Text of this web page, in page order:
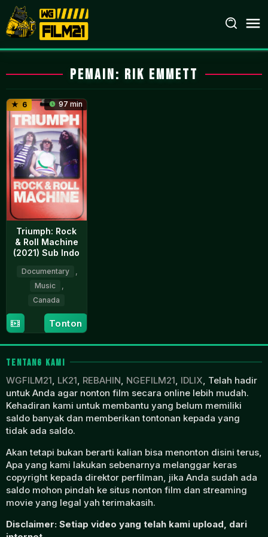
Loncat
ke
konten
Pemain: Rik Emmett
6 97 min
Triumph: Rock
& Roll Machine
(2021) Sub Indo
Documentary
Music
Canada
10
Sep
2021
Sam
Dunn
Tonton
TENTANG KAMI
WGFILM21, LK21, REBAHIN, NGEFILM21, IDLIX, Telah hadir
untuk Anda agar nonton film secara online lebih mudah.
Kehadiran kami untuk membantu yang belum memiliki
saldo banyak dan memberikan tontonan kepada yang
tidak ada saldo.
Akan tetapi bukan berarti kalian bisa menonton disini terus,
Apa yang kami lakukan sebenarnya melanggar keras
copyright kepada direktor perfilman, jika Anda sudah ada
saldo mohon pindah ke situs nonton film dan streaming
movie yang legal yah terimakasih.
Disclaimer: Setiap video yang telah kami upload, dari